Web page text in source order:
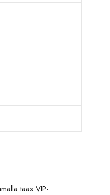
taas VIP-